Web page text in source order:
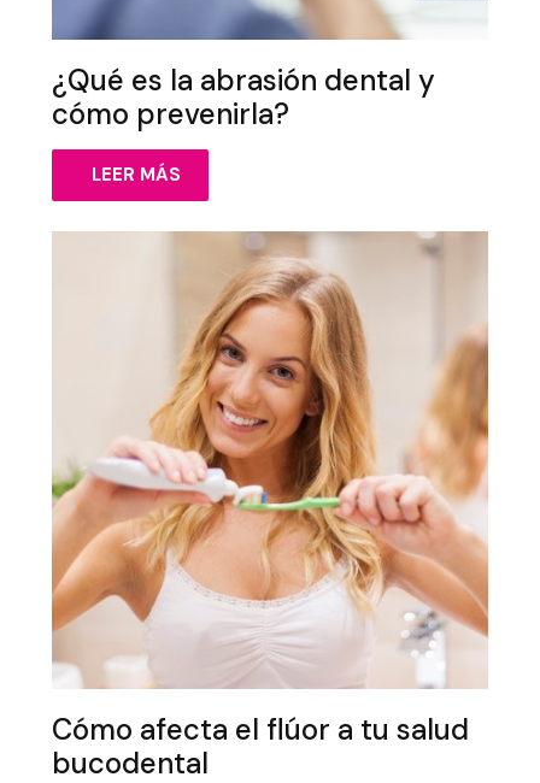
¿Qué es la abrasión dental y
cómo prevenirla?
LEER MÁS
Cómo afecta el flúor a tu salud
bucodental